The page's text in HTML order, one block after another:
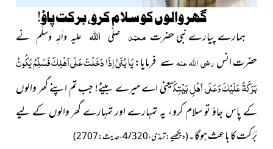
گھر والوں کو سلام کرو، برکت پاؤ!
ہمارے پیارے نبی حضرت محمّد صلَّی اللہ علیہ واٰلہٖ وسلَّم نے
حضرتانسرضی اللہ عنہسے فرمایا:يَا بُنَيَّ اِذَا دَخَلْتَ عَلَى اَهْلِكَ فَسَلِّمْ يَكُونُ
بَرَكَةً عَلَيْكَ وَعَلَى اَهْلِ بَيْتِكَیعنی اے میرے بیٹے! جب تم اپنے گھر والوں
کے پاس جاؤ تو سلام کرو، یہ تمہارے اور تمہارے گھر والوں کے لیے
بَرَکت کا باعِث ہوگا۔( دیکھیے: ترمذی،4/320،حدیث: 2707)